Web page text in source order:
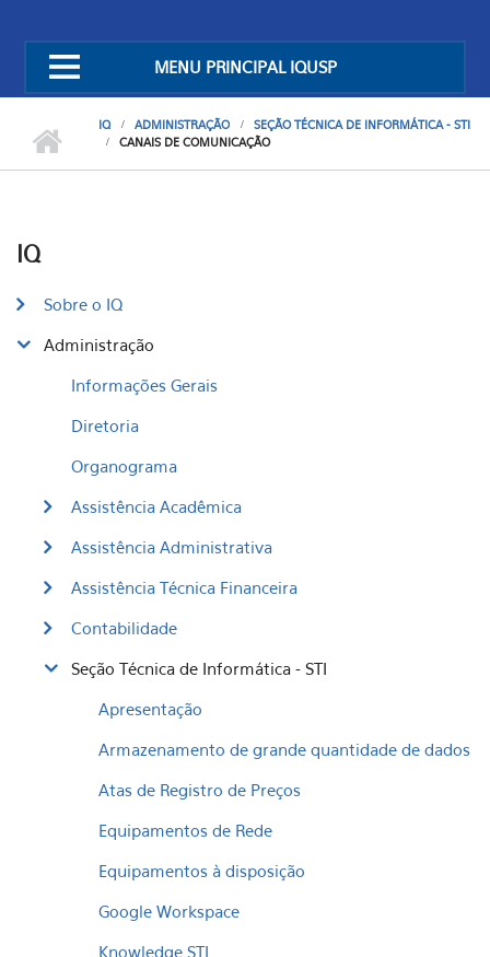
MENU PRINCIPAL IQUSP
IQ ADMINISTRAÇÃO
SEÇÃO TÉCNICA DE INFORMÁTICA - STI
CANAIS DE COMUNICAÇÃO
IQ
Sobre o IQ
Administração
Informações Gerais
Diretoria
Organograma
Assistência Acadêmica
Assistência Administrativa
Assistência Técnica Financeira
Contabilidade
Seção Técnica de Informática - STI
Apresentação
Armazenamento de grande quantidade de dados
Atas de Registro de Preços
Equipamentos de Rede
Equipamentos à disposição
Google Workspace
Knowledge STI